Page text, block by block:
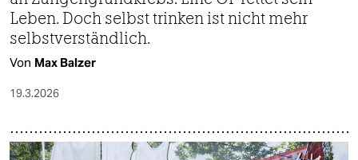
Leben. Doch selbst trinken ist nicht mehr
selbstverständlich.
Von Max Balzer
19.3.2026